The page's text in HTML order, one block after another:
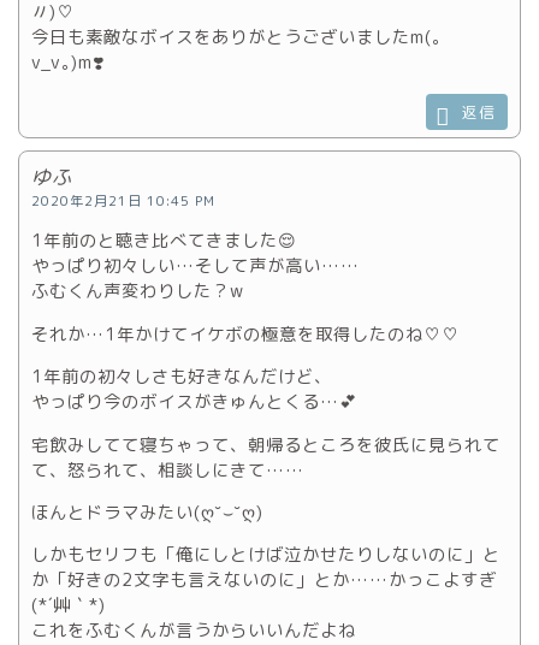
〃)‪♡
今日も素敵なボイスをありがとうございましたm(｡
v_v｡)m❣️
返信
ゆふ
2020年2月21日 10:45 PM
1年前のと聴き比べてきました😌
やっぱり初々しい…そして声が高い……
ふむくん声変わりした？w
それか…1年かけてイケボの極意を取得したのね♡♡
1年前の初々しさも好きなんだけど、
やっぱり今のボイスがきゅんとくる…💕
宅飲みしてて寝ちゃって、朝帰るところを彼氏に見られて
て、怒られて、相談しにきて……
ほんとドラマみたい(ღ˘⌣˘ღ)
しかもセリフも「俺にしとけば泣かせたりしないのに」と
か「好きの2文字も言えないのに」とか……かっこよすぎ
(*´艸｀*)
これをふむくんが言うからいいんだよね